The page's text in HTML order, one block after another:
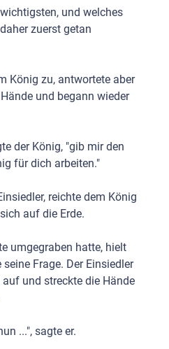
und welches
zuerst getan
König zu, antwortete aber
und begann wieder
der König, "gib mir den
für dich arbeiten."
reichte dem König
auf die Erde.
umgegraben hatte, hielt
Frage. Der Einsiedler
und streckte die Hände
...", sagte er.